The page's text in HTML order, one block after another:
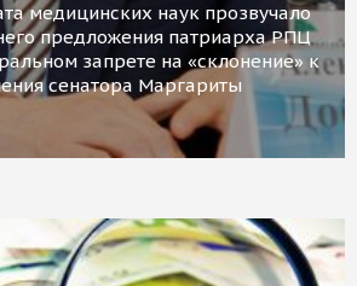
медицинских наук прозвучало
предложения патриарха РПЦ
запрете на «склонение» к
сенатора Маргариты